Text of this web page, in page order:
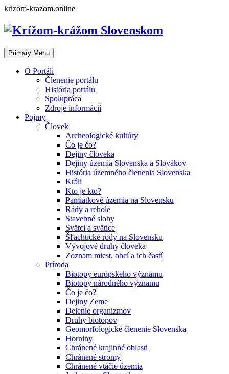
Skip
content
krizom-krazom.online
Primary Menu
O Portáli
Členenie portálu
História portálu
Spolupráca
Zdroje informácií
Pojmy
Človek
Archeologické kultúry
Čo je čo?
Dejiny človeka
Dejiny územia Slovenska a Slovákov
História územného členenia Slovenska
Králi
Kto je kto?
Pamiatkové územia na Slovensku
Rády a rehole
Stavebné slohy
Svätci a svätice
Šľachtické rody na Slovensku
Vývojové druhy človeka
Zoznam miest, obcí a ich častí
Príroda
Biotopy európskeho významu
Biotopy národného významu
Čo je čo?
Dejiny Zeme
Delenie organizmov
Druhy biotopov
Geomorfologické členenie Slovenska
Horniny
Chránené krajinné oblasti
Chránené stromy
Chránené vtáčie územia